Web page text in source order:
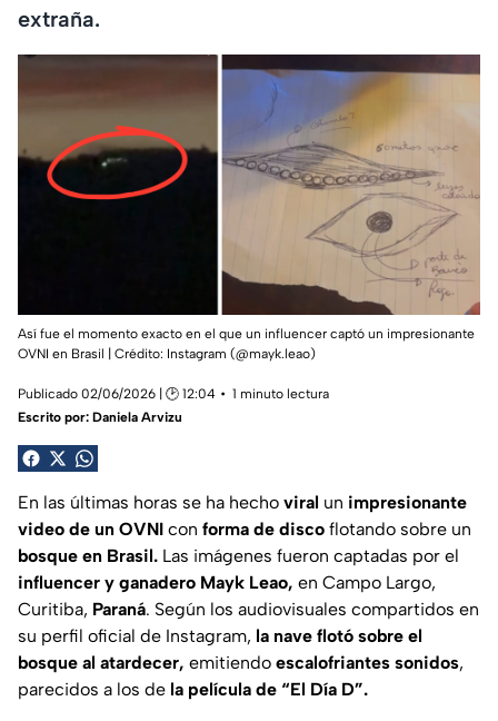
extraña.
Así fue el momento exacto en el que un influencer captó un impresionante
OVNI en Brasil | Crédito: Instagram (@mayk.leao)
Publicado 02/06/2026 | 🕑 12:04
1 minuto lectura
Escrito por: Daniela Arvizu
En las últimas horas se ha hecho viral un impresionante
video de un OVNI con forma de disco flotando sobre un
bosque en Brasil. Las imágenes fueron captadas por el
influencer y ganadero Mayk Leao, en Campo Largo,
Curitiba, Paraná. Según los audiovisuales compartidos en
su perfil oficial de Instagram, la nave flotó sobre el
bosque al atardecer, emitiendo escalofriantes sonidos,
parecidos a los de la película de “El Día D”.